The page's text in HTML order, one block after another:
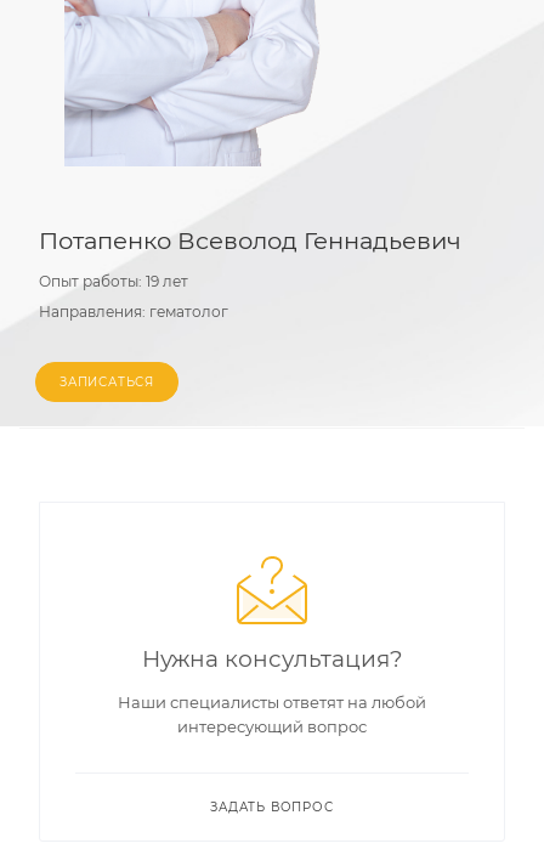
Потапенко Всеволод Геннадьевич
Опыт работы: 19 лет
Направления: гематолог
ЗАПИСАТЬСЯ
Нужна консультация?
Наши специалисты ответят на любой
интересующий вопрос
ЗАДАТЬ ВОПРОС